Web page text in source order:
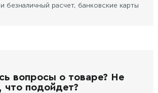
безналичный расчет, банковские карты
вопросы о товаре? Не
что подойдет?